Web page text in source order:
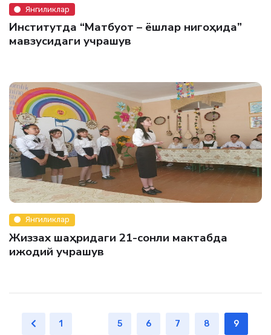
Янгиликлар
Институтда “Матбуот – ёшлар нигоҳида”
мавзусидаги учрашув
Янгиликлар
Жиззах шаҳридаги 21-сонли мактабда
ижодий учрашув
1 5 6 7 8 9